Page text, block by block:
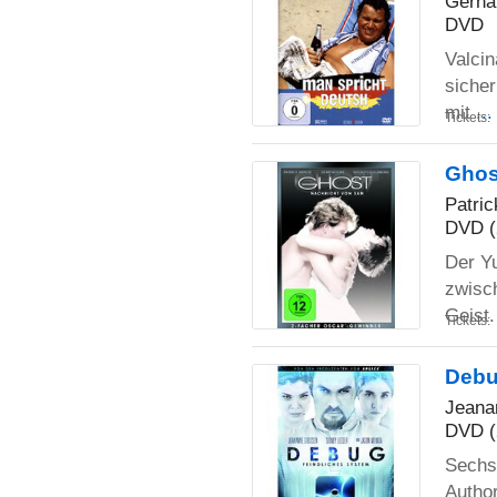
DVD
mit...
Tickets:
DVD
Der
Tickets:
DVD